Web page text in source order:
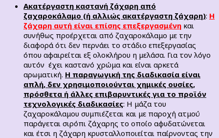
Ακατέργαστη καστανή ζάχαρη από
ζαχαροκάλαμο (ή αλλιώς ακατέργαστη ζάχαρη): Η
ζάχαρη αυτή είναι επίσης επεξεργασμένη και
συνήθως προέρχεται από ζαχαροκάλαμο με την
διαφορά ότι δεν περνάει το στάδιο επεξεργασίας
όπου αφαιρείται εξ ολοκλήρου η μελάσα. Για τον λόγο
αυτόν έχει καστανό χρώμα και είναι αρκετά
αρωματική. Η παραγωγική της διαδικασία είναι
απλή, δεν χρησιμοποιούνται χημικές ουσίες,
πρόσθετα ή άλλες επιβαρυντικές για το προϊόν
τεχνολογικές διαδικασίες: Η μάζα του
ζαχαροκάλαμου συμπιέζεται και με παροχή ατμού
παράγεται σιρόπι ζάχαρης το οποίο αφυδατώνεται
και έτσι η ζάχαρη κρυσταλλοποιείται παίρνοντας την